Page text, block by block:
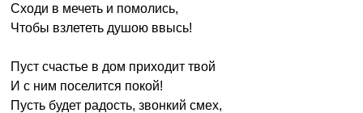
Сходи в мечеть и помолись,
Чтобы взлететь душою ввысь!
Пуст счастье в дом приходит твой
И с ним поселится покой!
Пусть будет радость, звонкий смех,